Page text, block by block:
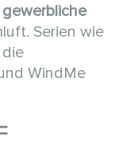
gewerbliche
Serien wie
die
WindMe